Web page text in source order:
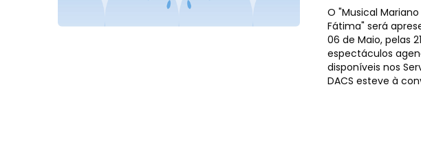
O "Musical
Fátima" será
06 de Maio, pelas
espectáculos
disponíveis nos
DACS esteve à